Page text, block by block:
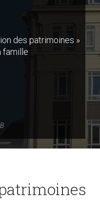
des patrimoines »
famille